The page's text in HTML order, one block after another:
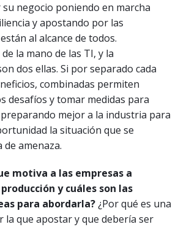
negocio poniendo en marcha
y apostando por las
al alcance de todos.
de la mano de las TI, y la
dos ellas. Si por separado cada
combinadas permiten
desafíos y tomar medidas para
mejor a la industria para
la situación que se
amenaza.
motiva a las empresas a
y cuáles son las
para abordarla?¿Por qué es una
que apostar y que debería ser